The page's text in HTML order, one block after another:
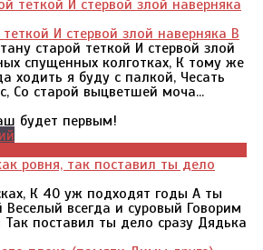
И стервой злой наверняка В
старой теткой И стервой злой
спущенных колготках, К тому же
ходить я буду с палкой, Чесать
Со старой выцветшей моча...
будет первым!
ровня, так поставил ты дело
К 40 уж подходят годы А ты
всегда и суровый Говорим
поставил ты дело сразу Дядька